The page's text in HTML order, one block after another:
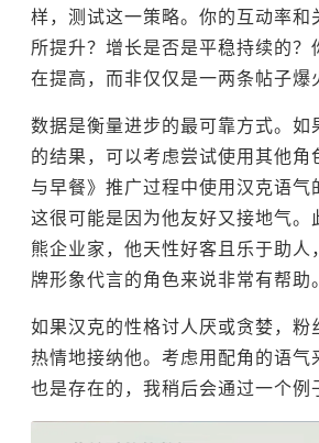
样，测试这一策略。你的互动率和
所提升？增长是否是平稳持续的？
在提高，而非仅仅是一两条帖子爆
数据是衡量进步的最可靠方式。如
的结果，可以考虑尝试使用其他角
与早餐》推广过程中使用汉克语气
这很可能是因为他友好又接地气。
熊企业家，他天性好客且乐于助人
牌形象代言的角色来说非常有帮助
如果汉克的性格讨人厌或贪婪，粉
热情地接纳他。考虑用配角的语气
也是存在的，我稍后会通过一个例